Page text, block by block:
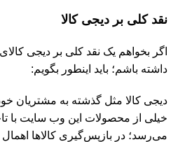
نقد کلی بر دیجی کالا
داشته باشم؛ باید اینطور بگویم:
دیجی کالا مثل گذشته به مشتریان
خیلی از محصولات این وب سایت با
می‌رسد؛ در بازپس‌گیری کالاها